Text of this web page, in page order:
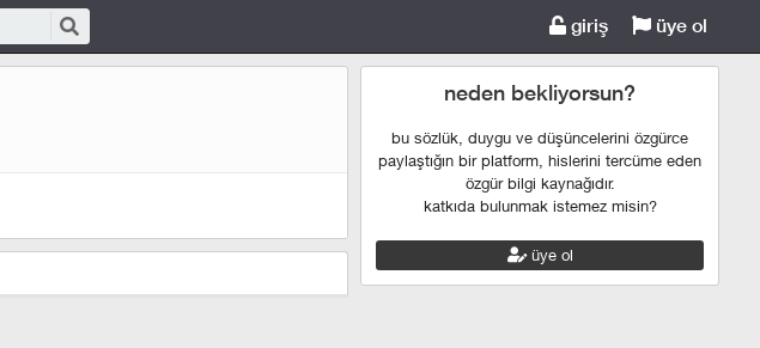
giriş üye ol
neden bekliyorsun?
bu sözlük, duygu ve düşüncelerini özgürce
paylaştığın bir platform, hislerini tercüme eden
özgür bilgi kaynağıdır.
katkıda bulunmak istemez misin?
üye ol